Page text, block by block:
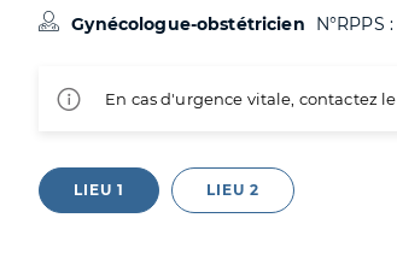
Gynécologue-obstétricien N°RPPS
En cas d'urgence vitale, contactez
LIEU 1 LIEU 2